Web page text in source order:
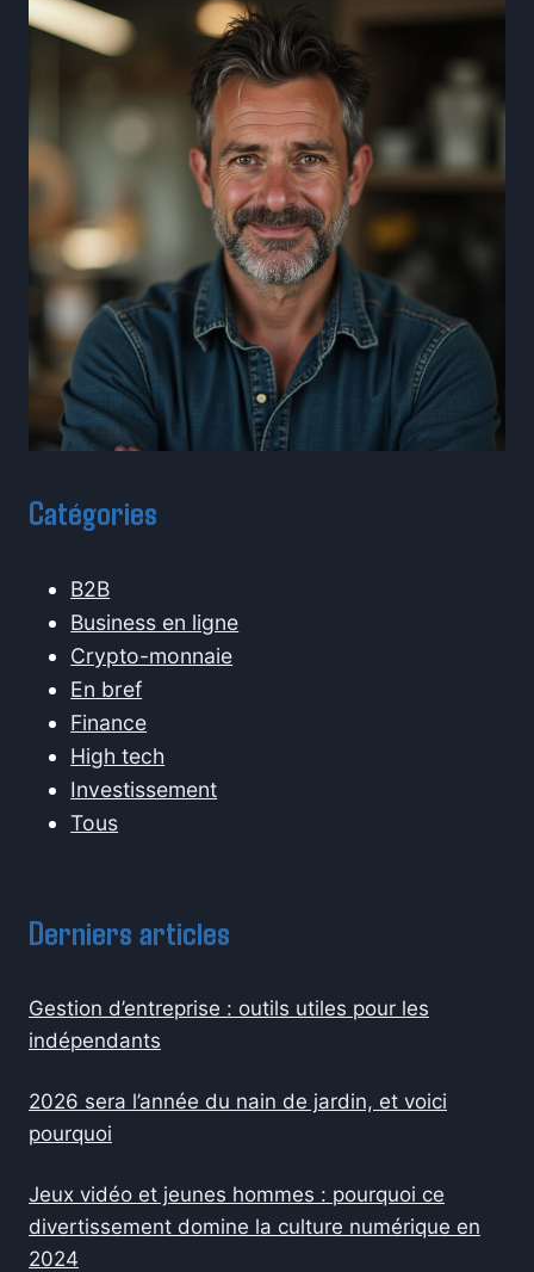
Catégories
B2B
Business en ligne
Crypto-monnaie
En bref
Finance
High tech
Investissement
Tous
Derniers articles
Gestion d’entreprise : outils utiles pour les
indépendants
2026 sera l’année du nain de jardin, et voici
pourquoi
Jeux vidéo et jeunes hommes : pourquoi ce
divertissement domine la culture numérique en
2024